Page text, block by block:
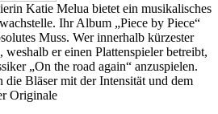
Katie Melua bietet ein musikalisches
Ihr Album „Piece by Piece“
Muss. Wer innerhalb kürzester
weshalb er einen Plattenspieler betreibt,
„On the road again“ anzuspielen.
Bläser mit der Intensität und dem
Originale